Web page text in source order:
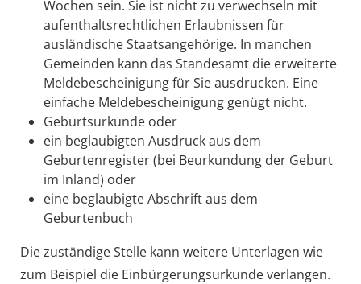
Wochen sein. Sie ist nicht zu verwechseln mit
aufenthaltsrechtlichen Erlaubnissen für
ausländische Staatsangehörige. In manchen
Gemeinden kann das Standesamt die erweiterte
Meldebescheinigung für Sie ausdrucken. Eine
einfache Meldebescheinigung genügt nicht.
Geburtsurkunde oder
ein beglaubigten Ausdruck aus dem
Geburtenregister (bei Beurkundung der Geburt
im Inland) oder
eine beglaubigte Abschrift aus dem
Geburtenbuch
Die zuständige Stelle kann weitere Unterlagen wie
zum Beispiel die Einbürgerungsurkunde verlangen.